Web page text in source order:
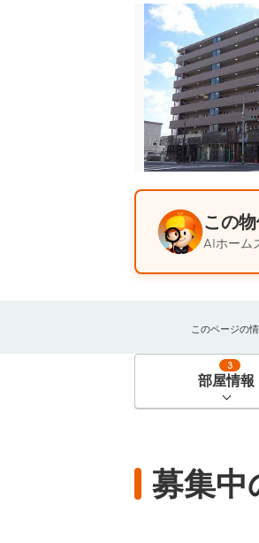
この
AIホーム
このページの
部屋情報
3
募集